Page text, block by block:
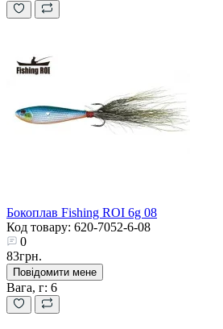
Бокоплав Fishing ROI 6g 08
Код товару: 620-7052-6-08
0
83грн.
Повідомити мене
Вага, г: 6